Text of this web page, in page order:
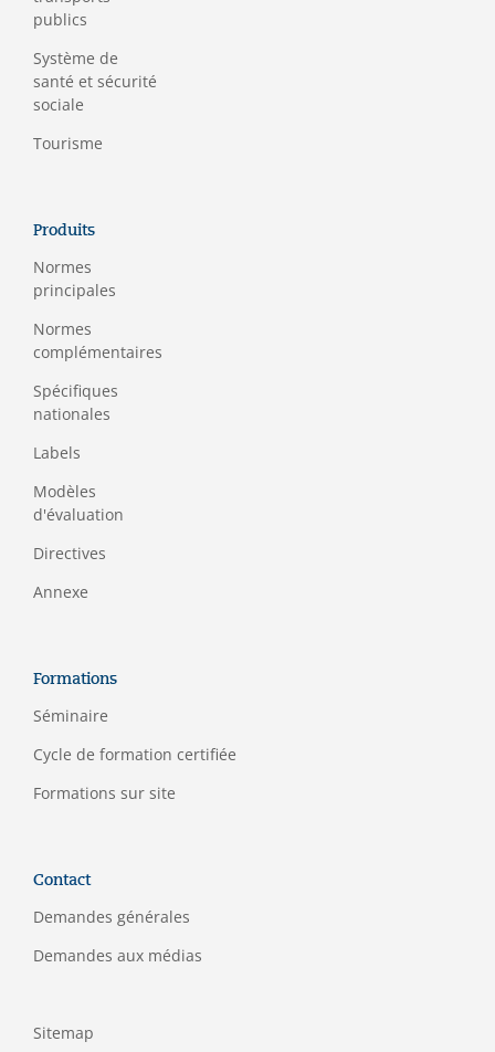
publics
Système de
santé et sécurité
sociale
Tourisme
Produits
Normes
principales
Normes
complémentaires
Spécifiques
nationales
Labels
Modèles
d'évaluation
Directives
Annexe
Formations
Séminaire
Cycle de formation certifiée
Formations sur site
Contact
Demandes générales
Demandes aux médias
Sitemap